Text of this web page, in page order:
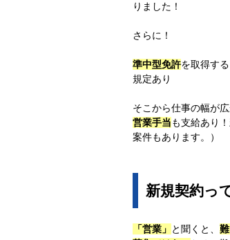
りました！
さらに！
準中型免許を取得す
規定あり
そこから仕事の幅が
営業手当も支給あり
案件もあります。）
新規契約っ
「営業」 と聞くと、